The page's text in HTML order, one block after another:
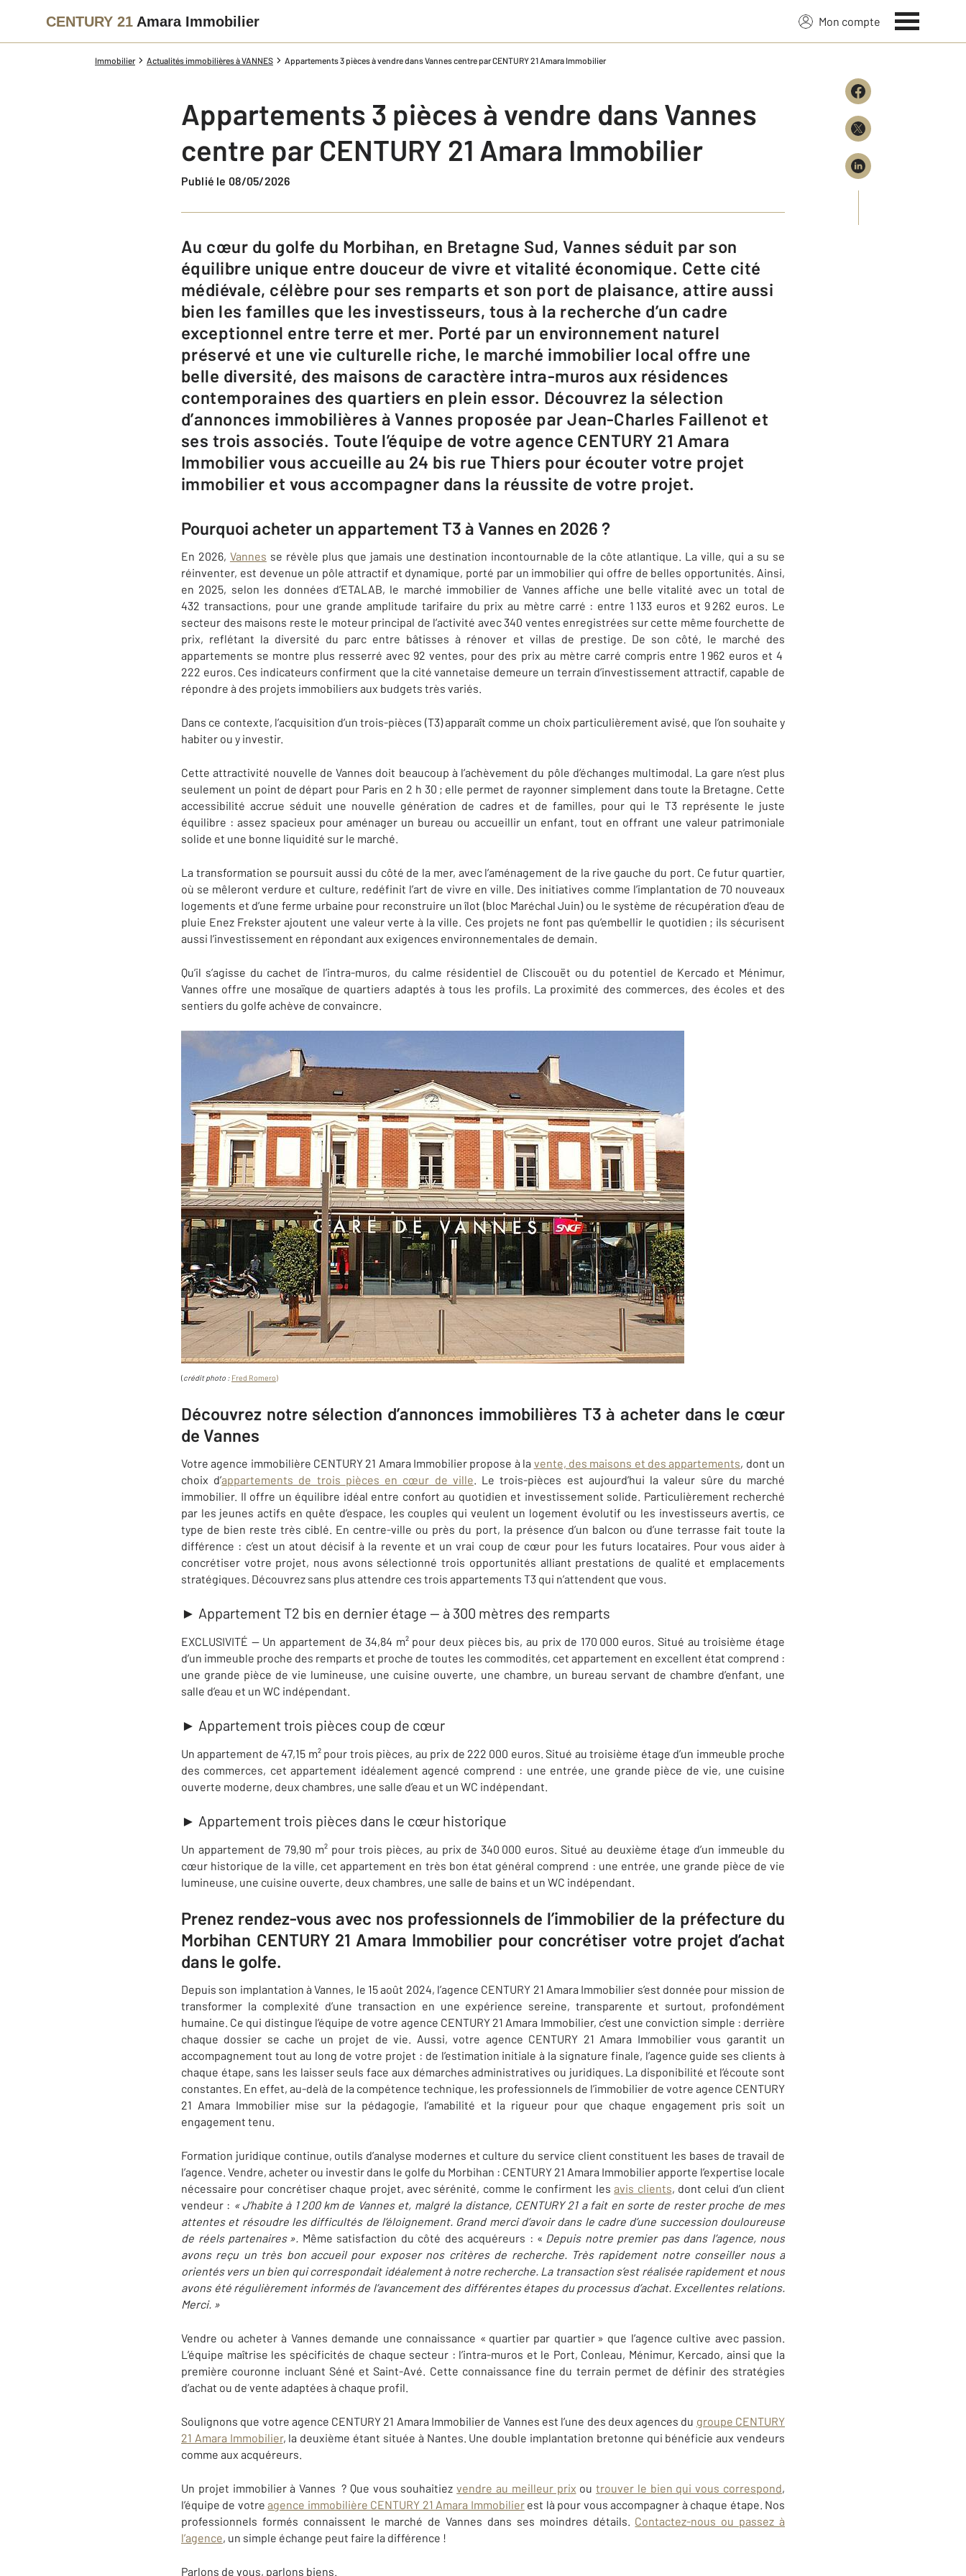
CENTURY 21 Amara Immobilier Mon compte
Immobilier Actualités immobilières à VANNES Appartements 3 pièces à vendre dans Vannes centre par CENTURY 21 Amara Immobilier
Appartements 3 pièces à vendre dans Vannes
centre par CENTURY 21 Amara Immobilier
Publié le 08/05/2026
Au cœur du golfe du Morbihan, en Bretagne Sud, Vannes séduit par son
équilibre unique entre douceur de vivre et vitalité économique. Cette cité
médiévale, célèbre pour ses remparts et son port de plaisance, attire aussi
bien les familles que les investisseurs, tous à la recherche d’un cadre
exceptionnel entre terre et mer. Porté par un environnement naturel
préservé et une vie culturelle riche, le marché immobilier local offre une
belle diversité, des maisons de caractère intra-muros aux résidences
contemporaines des quartiers en plein essor. Découvrez la sélection
d’annonces immobilières à Vannes proposée par Jean-Charles Faillenot et
ses trois associés. Toute l’équipe de votre agence CENTURY 21 Amara
Immobilier vous accueille au 24 bis rue Thiers pour écouter votre projet
immobilier et vous accompagner dans la réussite de votre projet.
Pourquoi acheter un appartement T3 à Vannes en 2026 ?
En 2026, Vannes se révèle plus que jamais une destination incontournable de la côte atlantique. La ville, qui a su se
réinventer, est devenue un pôle attractif et dynamique, porté par un immobilier qui offre de belles opportunités. Ainsi,
en 2025, selon les données d’ETALAB, le marché immobilier de Vannes affiche une belle vitalité avec un total de
432 transactions, pour une grande amplitude tarifaire du prix au mètre carré : entre 1 133 euros et 9 262 euros. Le
secteur des maisons reste le moteur principal de l’activité avec 340 ventes enregistrées sur cette même fourchette de
prix, reflétant la diversité du parc entre bâtisses à rénover et villas de prestige. De son côté, le marché des
appartements se montre plus resserré avec 92 ventes, pour des prix au mètre carré compris entre 1 962 euros et 4
222 euros. Ces indicateurs confirment que la cité vannetaise demeure un terrain d’investissement attractif, capable de
répondre à des projets immobiliers aux budgets très variés.
Dans ce contexte, l’acquisition d’un trois-pièces (T3) apparaît comme un choix particulièrement avisé, que l’on souhaite y
habiter ou y investir.
Cette attractivité nouvelle de Vannes doit beaucoup à l’achèvement du pôle d’échanges multimodal. La gare n’est plus
seulement un point de départ pour Paris en 2 h 30 ; elle permet de rayonner simplement dans toute la Bretagne. Cette
accessibilité accrue séduit une nouvelle génération de cadres et de familles, pour qui le T3 représente le juste
équilibre : assez spacieux pour aménager un bureau ou accueillir un enfant, tout en offrant une valeur patrimoniale
solide et une bonne liquidité sur le marché.
La transformation se poursuit aussi du côté de la mer, avec l’aménagement de la rive gauche du port. Ce futur quartier,
où se mêleront verdure et culture, redéfinit l’art de vivre en ville. Des initiatives comme l’implantation de 70 nouveaux
logements et d’une ferme urbaine pour reconstruire un îlot (bloc Maréchal Juin)ou le système de récupération d’eau de
pluie Enez Frekster ajoutent une valeur verte à la ville. Ces projets ne font pas qu’embellir le quotidien ; ils sécurisent
aussi l’investissement en répondant aux exigences environnementales de demain.
Qu’il s’agisse du cachet de l’intra-muros, du calme résidentiel de Cliscouët ou du potentiel de Kercado et Ménimur,
Vannes offre une mosaïque de quartiers adaptés à tous les profils. La proximité des commerces, des écoles et des
sentiers du golfe achève de convaincre.
(crédit photo : Fred Romero)
Découvrez notre sélection d’annonces immobilières T3 à acheter dans le cœur
de Vannes
Votre agence immobilière CENTURY 21 Amara Immobilier propose à la vente, des maisons et des appartements, dont un
choix d’appartements de trois pièces en cœur de ville. Le trois-pièces est aujourd’hui la valeur sûre du marché
immobilier. Il offre un équilibre idéal entre confort au quotidien et investissement solide. Particulièrement recherché
par les jeunes actifs en quête d’espace, les couples qui veulent un logement évolutif ou les investisseurs avertis, ce
type de bien reste très ciblé. En centre-ville ou près du port, la présence d’un balcon ou d’une terrasse fait toute la
différence : c’est un atout décisif à la revente et un vrai coup de cœur pour les futurs locataires. Pour vous aider à
concrétiser votre projet, nous avons sélectionné trois opportunités alliant prestations de qualité et emplacements
stratégiques. Découvrez sans plus attendre ces trois appartements T3 qui n’attendent que vous.
► Appartement T2 bis en dernier étage — à 300 mètres des remparts
EXCLUSIVITÉ — Un appartement de 34,84 m² pour deux pièces bis, au prix de 170 000 euros. Situé au troisième étage
d’un immeuble proche des remparts et proche de toutes les commodités, cet appartement en excellent état comprend :
une grande pièce de vie lumineuse, une cuisine ouverte, une chambre, un bureau servant de chambre d’enfant, une
salle d’eau et un WC indépendant.
► Appartement trois pièces coup de cœur
Un appartement de 47,15 m² pour trois pièces, au prix de 222 000 euros. Situé au troisième étage d’un immeuble proche
des commerces, cet appartement idéalement agencé comprend : une entrée, une grande pièce de vie, une cuisine
ouverte moderne, deux chambres, une salle d’eau et un WC indépendant.
► Appartement trois pièces dans le cœur historique
Un appartement de 79,90 m² pour trois pièces, au prix de 340 000 euros. Situé au deuxième étage d’un immeuble du
cœur historique de la ville, cet appartement en très bon état général comprend : une entrée, une grande pièce de vie
lumineuse, une cuisine ouverte, deux chambres, une salle de bains et un WC indépendant.
Prenez rendez-vous avec nos professionnels de l’immobilier de la préfecture du
Morbihan CENTURY 21 Amara Immobilier pour concrétiser votre projet d’achat
dans le golfe.
Depuis son implantation à Vannes, le 15 août 2024, l’agence CENTURY 21 Amara Immobilier s’est donnée pour mission de
transformer la complexité d’une transaction en une expérience sereine, transparente et surtout, profondément
humaine. Ce qui distingue l’équipe de votre agence CENTURY 21 Amara Immobilier, c’est une conviction simple : derrière
chaque dossier se cache un projet de vie. Aussi, votre agence CENTURY 21 Amara Immobilier vous garantit un
accompagnement tout au long de votre projet : de l’estimation initiale à la signature finale, l’agence guide ses clients à
chaque étape, sans les laisser seuls face aux démarches administratives ou juridiques. La disponibilité et l’écoute sont
constantes. En effet, au-delà de la compétence technique, les professionnels de l’immobilier de votre agence CENTURY
21 Amara Immobilier mise sur la pédagogie, l’amabilité et la rigueur pour que chaque engagement pris soit un
engagement tenu.
Formation juridique continue, outils d’analyse modernes et culture du service client constituent les bases de travail de
l’agence. Vendre, acheter ou investir dans le golfe du Morbihan : CENTURY 21 Amara Immobilier apporte l’expertise locale
nécessaire pour concrétiser chaque projet, avec sérénité, comme le confirment lesavis clients, dont celui d’un client
vendeur : « J’habite à 1 200 km de Vannes et, malgré la distance, CENTURY 21 a fait en sorte de rester proche de mes
attentes et résoudre les difficultés de l’éloignement. Grand merci d’avoir dans le cadre d’une succession douloureuse
de réels partenaires ». Même satisfaction du côté des acquéreurs : « Depuis notre premier pas dans l’agence, nous
avons reçu un très bon accueil pour exposer nos critères de recherche. Très rapidement notre conseiller nous a
orientés vers un bien qui correspondait idéalement à notre recherche. La transaction s’est réalisée rapidement et nous
avons été régulièrement informés de l’avancement des différentes étapes du processus d’achat. Excellentes relations.
Merci. »
Vendre ou acheter à Vannes demande une connaissance « quartier par quartier » que l’agence cultive avec passion.
L’équipe maîtrise les spécificités de chaque secteur : l’intra-muros et le Port, Conleau, Ménimur, Kercado, ainsi que la
première couronne incluant Séné et Saint-Avé. Cette connaissance fine du terrain permet de définir des stratégies
d’achat ou de vente adaptées à chaque profil.
Soulignons que votre agence CENTURY 21 Amara Immobilier de Vannes est l’une des deux agences du groupe CENTURY
21 Amara Immobilier, la deuxième étant située à Nantes. Une double implantation bretonne qui bénéficie aux vendeurs
comme aux acquéreurs.
Un projet immobilier àVannes ? Que vous souhaitiezvendre au meilleur prix outrouver le bien qui vous correspond,
l’équipe de votreagence immobilière CENTURY 21 Amara Immobilierest là pour vous accompagner à chaque étape. Nos
professionnels formés connaissent le marché deVannes dans ses moindres détails. Contactez-nous ou passez à
l’agence, un simple échange peut faire la différence !
Parlons de vous, parlons biens.